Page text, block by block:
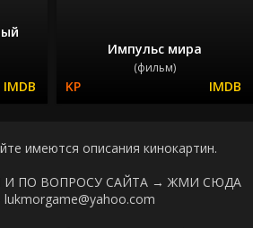
Импульс мира
(фильм)
имеются описания кинокартин.
И ПО ВОПРОСУ САЙТА → ЖМИ СЮДА